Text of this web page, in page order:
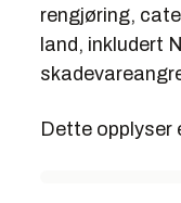
rengjøring,
land, inkludert
Dette opplyser